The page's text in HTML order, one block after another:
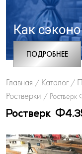
Как
ПОДРОБНЕЕ
Главная / Каталог /
Ростверки /
Ростверк